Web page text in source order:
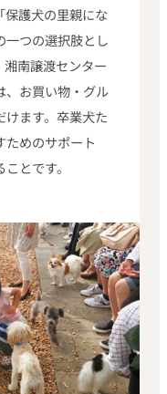
保護犬の里親にな
一つの選択肢とし
南譲渡センター
、お買い物・グル
けます。卒業犬た
ためのサポート
とです。